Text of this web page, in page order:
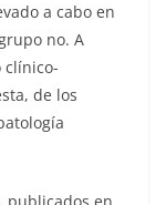
a cabo en
no. A
clínico-
de los